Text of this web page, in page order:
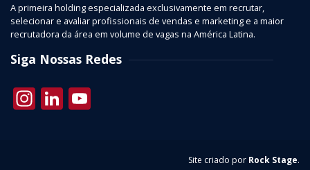
A primeira holding especializada exclusivamente em recrutar,
selecionar e avaliar profissionais de vendas e marketing e a maior
recrutadora da área em volume de vagas na América Latina.
Siga Nossas Redes
Instagram
LinkedIn
Site criado por Rock Stage.